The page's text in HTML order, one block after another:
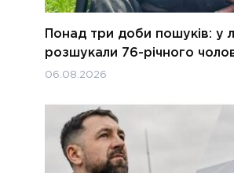
Понад три доби пошуків: у
розшукали 76-річного
06.08.2026